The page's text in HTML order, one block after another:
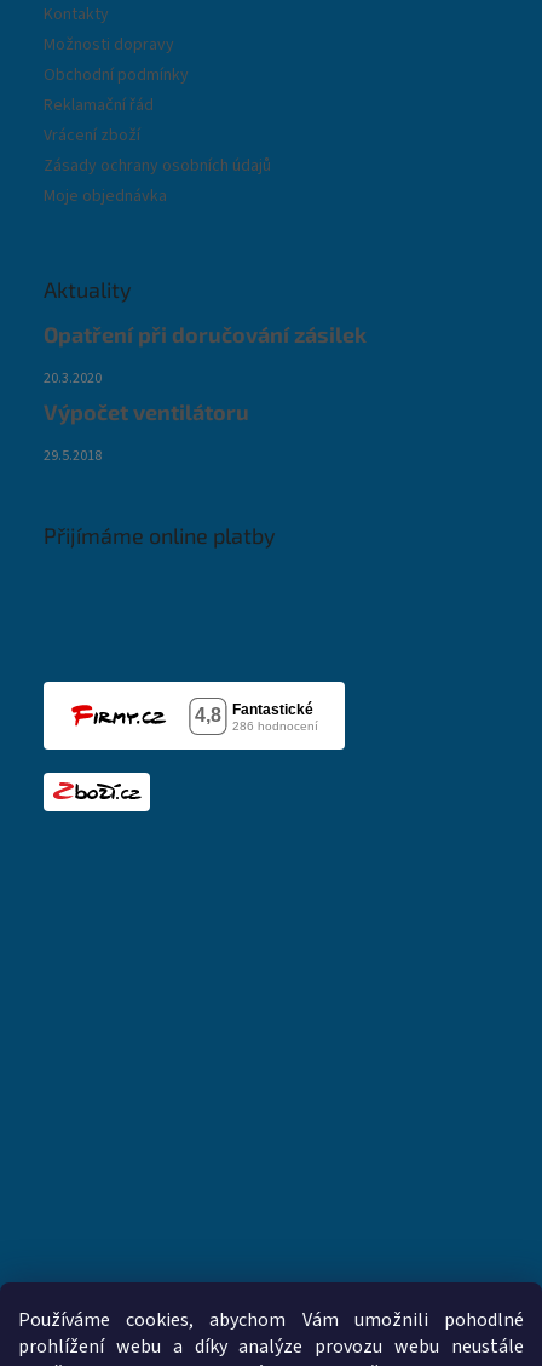
Používáme cookies, abychom Vám umožnili pohodlné
prohlížení webu a díky analýze provozu webu neustále
Kontakty
Možnosti dopravy
Obchodní podmínky
Reklamační řád
Vrácení zboží
Zásady ochrany osobních údajů
Moje objednávka
Aktuality
Opatření při doručování zásilek
20.3.2020
Výpočet ventilátoru
29.5.2018
Přijímáme online platby